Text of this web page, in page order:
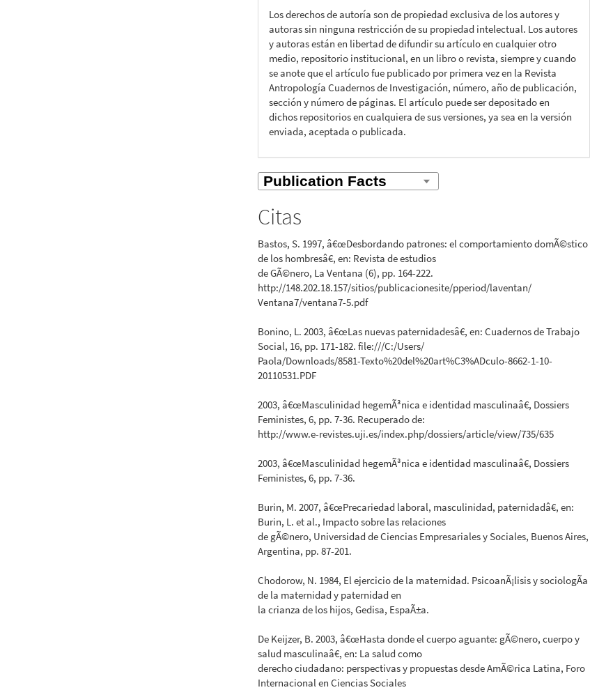
Los derechos de autoría son de propiedad exclusiva de los autores y
autoras sin ninguna restricción de su propiedad intelectual. Los autores
y autoras están en libertad de difundir su artículo en cualquier otro
medio, repositorio institucional, en un libro o revista, siempre y cuando
se anote que el artículo fue publicado por primera vez en la Revista
Antropología Cuadernos de Investigación, número, año de publicación,
sección y número de páginas. El artículo puede ser depositado en
dichos repositorios en cualquiera de sus versiones, ya sea en la versión
enviada, aceptada o publicada.
Citas
Bastos, S. 1997, â€œDesbordando patrones: el comportamiento domÃ©stico
de los hombresâ€, en: Revista de estudios
de GÃ©nero, La Ventana (6), pp. 164-222.
http://148.202.18.157/sitios/publicacionesite/pperiod/laventan/
Ventana7/ventana7-5.pdf
Bonino, L. 2003, â€œLas nuevas paternidadesâ€, en: Cuadernos de Trabajo
Social, 16, pp. 171-182. file:///C:/Users/
Paola/Downloads/8581-Texto%20del%20art%C3%ADculo-8662-1-10-
20110531.PDF
2003, â€œMasculinidad hegemÃ³nica e identidad masculinaâ€, Dossiers
Feministes, 6, pp. 7-36. Recuperado de:
http://www.e-revistes.uji.es/index.php/dossiers/article/view/735/635
2003, â€œMasculinidad hegemÃ³nica e identidad masculinaâ€, Dossiers
Feministes, 6, pp. 7-36.
Burin, M. 2007, â€œPrecariedad laboral, masculinidad, paternidadâ€, en:
Burin, L. et al., Impacto sobre las relaciones
de gÃ©nero, Universidad de Ciencias Empresariales y Sociales, Buenos Aires,
Argentina, pp. 87-201.
Chodorow, N. 1984, El ejercicio de la maternidad. PsicoanÃ¡lisis y sociologÃ­a
de la maternidad y paternidad en
la crianza de los hijos, Gedisa, EspaÃ±a.
De Keijzer, B. 2003, â€œHasta donde el cuerpo aguante: gÃ©nero, cuerpo y
salud masculinaâ€, en: La salud como
derecho ciudadano: perspectivas y propuestas desde AmÃ©rica Latina, Foro
Internacional en Ciencias Sociales